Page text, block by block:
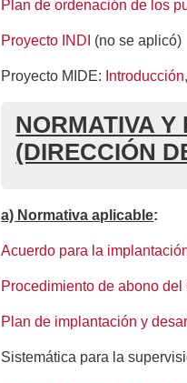
Plan de ordenación de los
Proyecto INDI (no se aplicó)
Proyecto MIDE: Introducción,
NORMATIVA
(DIRECCIÓN
a) Normativa aplicable:
Acuerdo para la
Procedimiento de abono del
Plan de implantación y
Sistemática para la